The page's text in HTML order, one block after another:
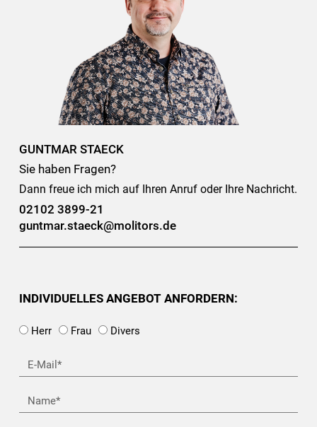
GUNTMAR STAECK
Sie haben Fragen?
Dann freue ich mich auf Ihren Anruf oder Ihre Nachricht.
02102 3899-21
guntmar.staeck@molitors.de
INDIVIDUELLES ANGEBOT ANFORDERN:
Herr Frau Divers
Name